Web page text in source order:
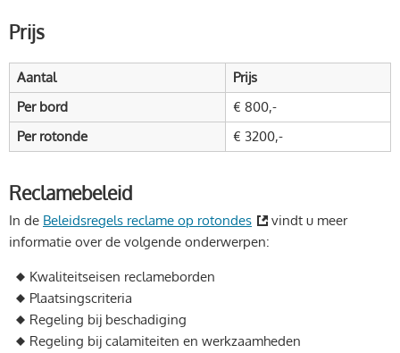
Prijs
Aantal
Prijs
Per bord
€ 800,-
Per rotonde
€ 3200,-
Reclamebeleid
In de Beleidsregels reclame op rotondes
vindt u meer
informatie over de volgende onderwerpen:
Kwaliteitseisen reclameborden
Plaatsingscriteria
Regeling bij beschadiging
Regeling bij calamiteiten en werkzaamheden